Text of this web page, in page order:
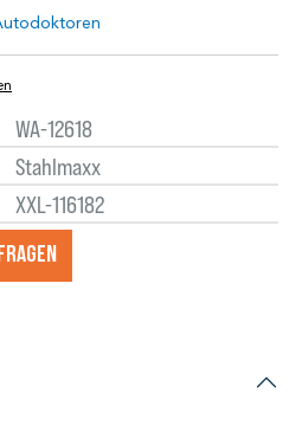
WA-12618
Stahlmaxx
XXL-116182